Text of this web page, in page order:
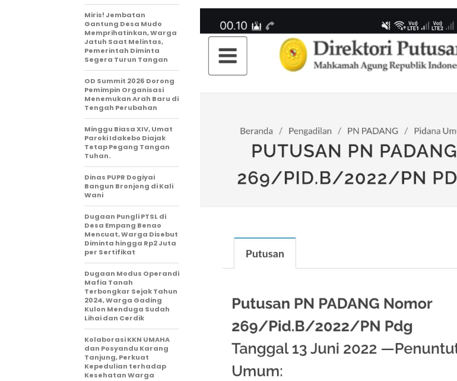
Miris! Jembatan
Gantung Desa Mudo
Memprihatinkan, Warga
Jatuh Saat Melintas,
Pemerintah Diminta
Segera Turun Tangan
OD Summit 2026 Dorong
Pemimpin Organisasi
Menemukan Arah Baru di
Tengah Perubahan
Minggu Biasa XIV, Umat
Paroki Idakebo Diajak
Tetap Pegang Tangan
Tuhan.
Dinas PUPR Dogiyai
Bangun Bronjong di Kali
Wani
Dugaan Pungli PTSL di
Desa Empang Benao
Mencuat, Warga Disebut
Diminta hingga Rp2 Juta
per Sertifikat
Dugaan Modus Operandi
Mafia Tanah
Terbongkar Sejak Tahun
2024, Warga Gading
Kulon Menduga Sudah
Lihai dan Cerdik
Kolaborasi KKN UMAHA
dan Posyandu Karang
Tanjung, Perkuat
Kepedulian terhadap
Kesehatan Warga